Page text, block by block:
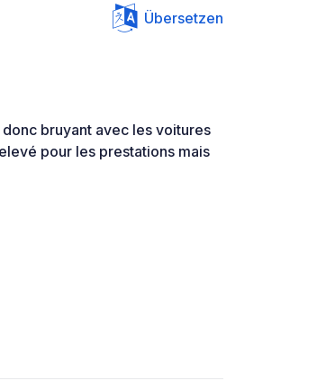
Übersetzen
bruyant avec les voitures
pour les prestations mais